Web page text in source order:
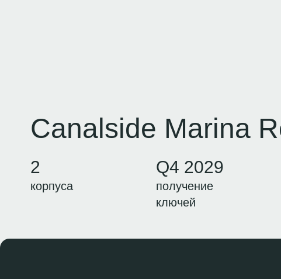
Canalside Marina
2
корпуса
Q4 2029
получение
ключей